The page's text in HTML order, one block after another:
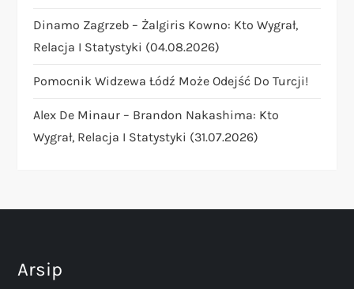
i
o
n
Dinamo Zagrzeb – Żalgiris Kowno: Kto Wygrał,
Relacja I Statystyki (04.08.2026)
Pomocnik Widzewa Łódź Może Odejść Do Turcji!
Alex De Minaur – Brandon Nakashima: Kto
Wygrał, Relacja I Statystyki (31.07.2026)
Arsip